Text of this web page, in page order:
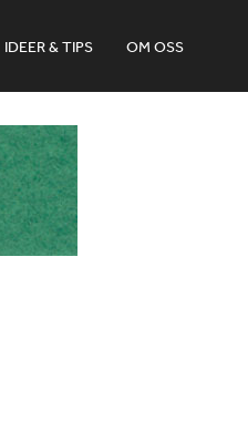
IDEER & TIPS OM OSS